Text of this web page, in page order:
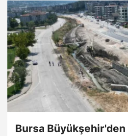
Bursa Büyükşehir'den